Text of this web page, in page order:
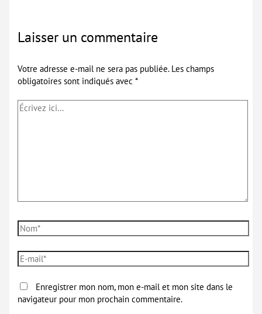
Laisser un commentaire
Votre adresse e-mail ne sera pas publiée. Les champs
obligatoires sont indiqués avec*
Écrivez
Nom*
E-
mail*
Enregistrer mon nom, mon e-mail et mon site dans le
navigateur pour mon prochain commentaire.